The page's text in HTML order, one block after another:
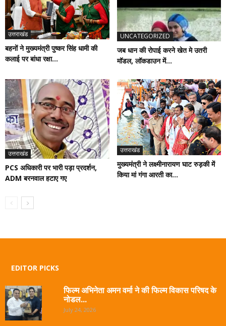
उत्तराखंड
बहनों ने मुख्यमंत्री पुष्कर सिंह धामी की
कलाई पर बांधा रक्षा...
UNCATEGORIZED
जब धान की रोपाई करने खेत मे उतरी
मॉडल, लॉकडाउन में...
उत्तराखंड
PCS अधिकारी पर भारी पड़ा प्रदर्शन,
ADM बरनवाल हटाए गए
उत्तराखंड
मुख्यमंत्री ने लक्ष्मीनारायण घाट रुड़की में
किया मां गंगा आरती का...
EDITOR PICKS
फिल्म अभिनेता अमन वर्मा ने की फिल्म विकास परिषद के
नोडल...
July 24, 2026